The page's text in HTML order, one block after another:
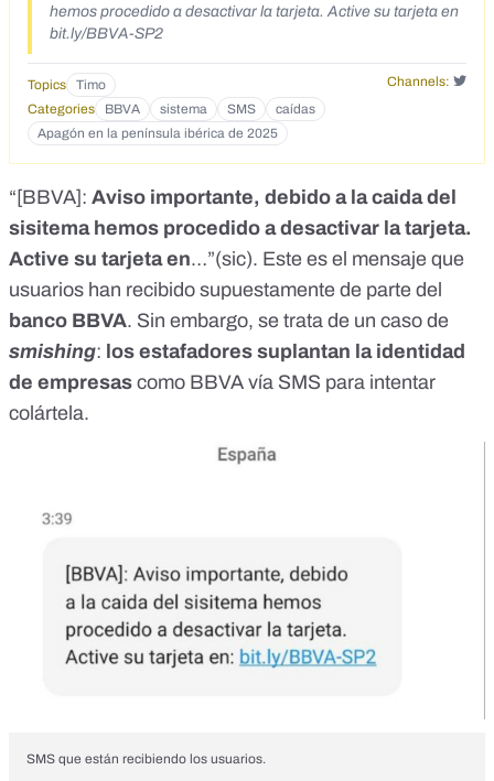
hemos procedido a desactivar la tarjeta. Active su tarjeta en
bit.ly/BBVA-SP2
Topics Timo
Channels:
Categories
BBVA sistema SMS
caídas
Apagón en la península ibérica de 2025
“[BBVA]: Aviso importante, debido a la caida del
sisitema hemos procedido a desactivar la tarjeta.
Active su tarjeta en…”(sic). Este es el mensaje que
usuarios han recibido supuestamente de parte del
banco BBVA. Sin embargo, se trata de un caso de
smishing: los estafadores suplantan la identidad
de empresas como BBVA vía SMS para intentar
colártela.
SMS que están recibiendo los usuarios.